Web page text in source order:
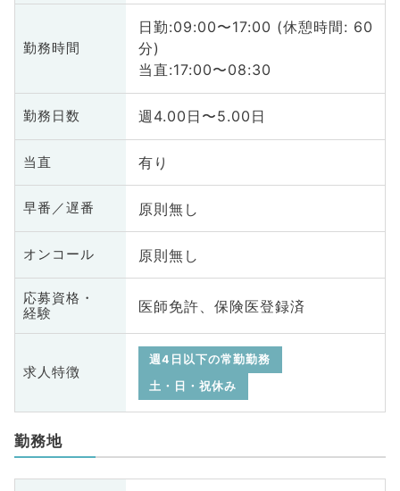
勤務時間
日勤:09:00〜17:00 (休憩時間: 60
分)
当直:17:00〜08:30
勤務日数 週4.00日〜5.00日
当直 有り
早番／遅番 原則無し
オンコール 原則無し
応募資格・
経験
医師免許、保険医登録済
求人特徴
週4日以下の常勤勤務
土・日・祝休み
勤務地